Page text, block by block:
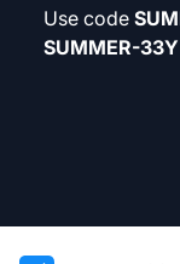
Use code
SUMMER-33Y